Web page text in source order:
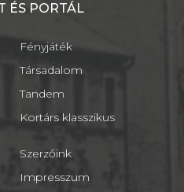
ÉS PORTÁL
Fényjáték
Társadalom
Tandem
Kortárs klasszikus
Szerzőink
Impresszum